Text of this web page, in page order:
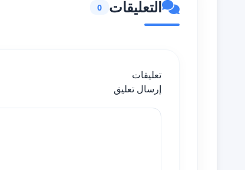
التعليقات 0
تعليقات
إرسال تعليق